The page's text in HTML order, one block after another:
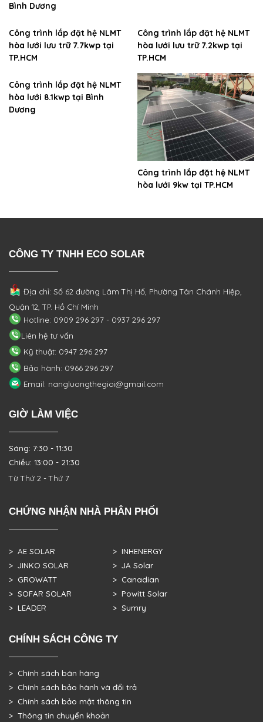
Bình Dương
Công trình lắp đặt hệ NLMT
hòa lưới lưu trữ 7.7kwp tại
TP.HCM
Công trình lắp đặt hệ NLMT
hòa lưới lưu trữ 7.2kwp tại
TP.HCM
Công trình lắp đặt hệ NLMT
hòa lưới 8.1kwp tại Bình
Dương
Công trình lắp đặt hệ NLMT
hòa lưới 9kw tại TP.HCM
CÔNG TY TNHH ECO SOLAR
Địa chỉ: Số 62 đường Lâm Thị Hố, PhườngTân Chánh Hiệp,
Quận 12, TP. Hồ Chí Minh
Hotline: 0909 296 297 - 0937 296 297
Liên hệ tư vấn
Kỹ thuật: 0947 296 297
Bảo hành: 0966 296 297
Email: nangluongthegioi@gmail.com
GIỜ LÀM VIỆC
Sáng: 7:30 - 11:30
Chiều: 13:00 - 21:30
Từ Thứ 2 - Thứ 7
CHỨNG NHẬN NHÀ PHÂN PHỐI
> AE SOLAR
> JINKO SOLAR
> GROWATT
> SOFAR SOLAR
> LEADER
> INHENERGY
> JA Solar
> Canadian
> Powitt Solar
> Sumry
CHÍNH SÁCH CÔNG TY
> Chính sách bán hàng
> Chính sách bảo hành và đổi trả
> Chính sách bảo mật thông tin
> Thông tin chuyển khoản